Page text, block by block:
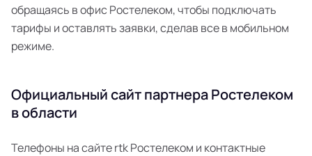
обращаясь в офис Ростелеком, чтобы подключать
тарифы и оставлять заявки, сделав все в мобильном
режиме.
Официальный сайт партнера Ростелеком
в области
Телефоны на сайте rtk Ростелеком и контактные